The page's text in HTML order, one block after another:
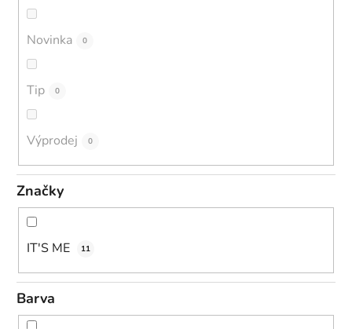
Novinka 0
Tip 0
Výprodej 0
Značky
IT'S ME 11
Barva